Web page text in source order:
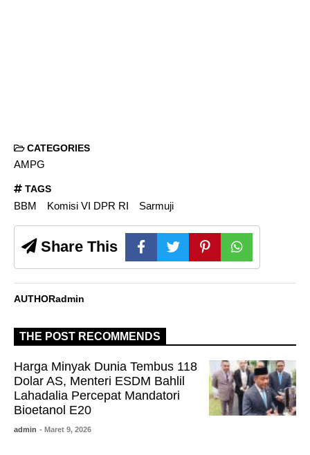
CATEGORIES
AMPG
TAGS
BBM Komisi VI DPR RI Sarmuji
Share This
AUTHORadmin
THE POST RECOMMENDS
Harga Minyak Dunia Tembus 118
Dolar AS, Menteri ESDM Bahlil
Lahadalia Percepat Mandatori
Bioetanol E20
admin - Maret 9, 2026